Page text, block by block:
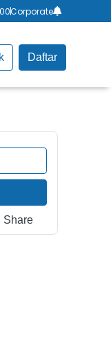
Corporate
Daftar
Share